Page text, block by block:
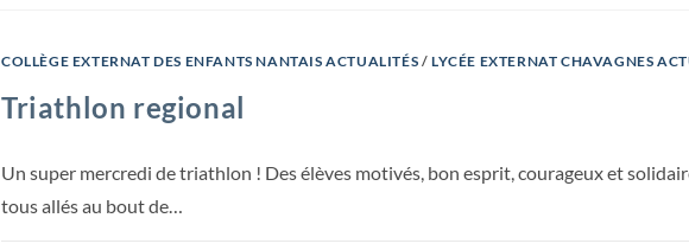
COLLÈGE EXTERNAT DES ENFANTS NANTAIS ACTUALITÉS /LYCÉE EXTERNAT CHAVAGNES
Triathlon regional
Un super mercredi de triathlon ! Des élèves motivés, bon esprit, courageux et
tous allés au bout de…